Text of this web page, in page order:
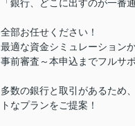
「銀行、どこに出すのが一番
全部お任せください！
最適な資金シミュレーションか
事前審査～本申込までフルサ
多数の銀行と取引があるため
トなプランをご提案！